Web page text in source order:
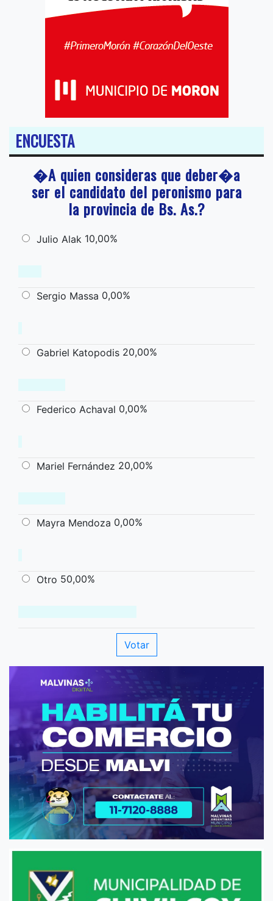
ENCUESTA
�A quien consideras que deber�a
ser el candidato del peronismo para
la provincia de Bs. As.?
Julio Alak 10,00%
Sergio Massa 0,00%
Gabriel Katopodis 20,00%
Federico Achaval 0,00%
Mariel Fernández 20,00%
Mayra Mendoza 0,00%
Otro 50,00%